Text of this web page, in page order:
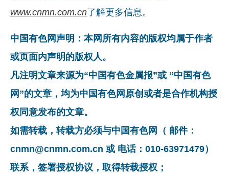
www.cnmn.com.cn了解更多信息。
中国有色网声明：本网所有内容的版权均属于作者
或页面内声明的版权人。
凡注明文章来源为“中国有色金属报”或 “中国有色
网”的文章，均为中国有色网原创或者是合作机构授
权同意发布的文章。
如需转载，转载方必须与中国有色网（ 邮件：
cnmn@cnmn.com.cn 或 电话：010-63971479）
联系，签署授权协议，取得转载授权；